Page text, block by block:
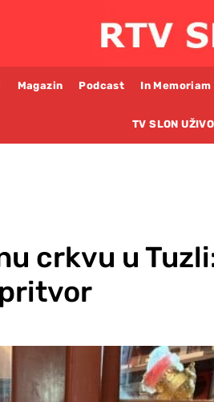
Magazin Podcast In Memoriam
TV SLON UŽIVO
crkvu u